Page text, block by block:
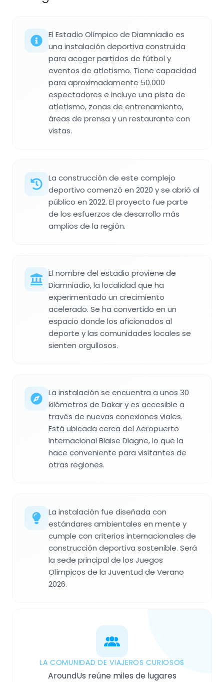
El Estadio Olímpico de Diamniadio es
una instalación deportiva construida
para acoger partidos de fútbol y
eventos de atletismo. Tiene capacidad
para aproximadamente 50.000
espectadores e incluye una pista de
atletismo, zonas de entrenamiento,
áreas de prensa y un restaurante con
vistas.
La construcción de este complejo
deportivo comenzó en 2020 y se abrió al
público en 2022. El proyecto fue parte
de los esfuerzos de desarrollo más
amplios de la región.
El nombre del estadio proviene de
Diamniadio, la localidad que ha
experimentado un crecimiento
acelerado. Se ha convertido en un
espacio donde los aficionados al
deporte y las comunidades locales se
sienten orgullosos.
La instalación se encuentra a unos 30
kilómetros de Dakar y es accesible a
través de nuevas conexiones viales.
Está ubicada cerca del Aeropuerto
Internacional Blaise Diagne, lo que la
hace conveniente para visitantes de
otras regiones.
La instalación fue diseñada con
estándares ambientales en mente y
cumple con criterios internacionales de
construcción deportiva sostenible. Será
la sede principal de los Juegos
Olímpicos de la Juventud de Verano
2026.
LA COMUNIDAD DE VIAJEROS CURIOSOS
AroundUs reúne miles de lugares